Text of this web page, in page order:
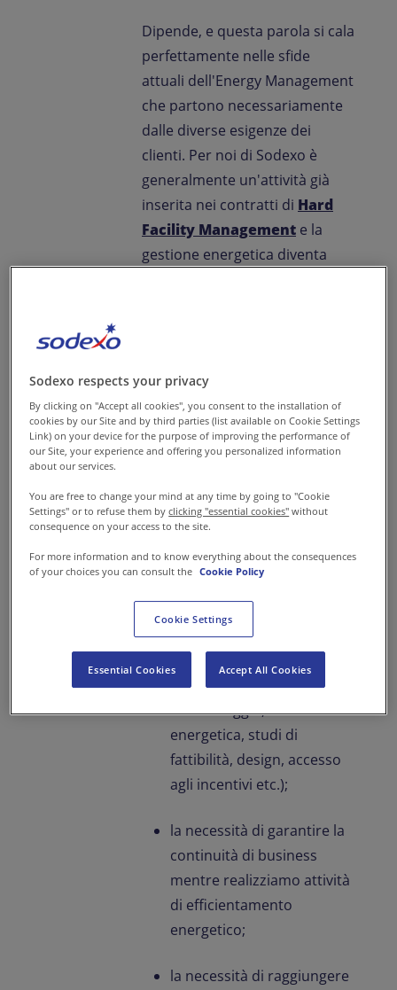
Dipende, e questa parola si cala
perfettamente nelle sfide
attuali dell'Energy Management
che partono necessariamente
dalle diverse esigenze dei
clienti. Per noi di Sodexo è
generalmente un'attività già
inserita nei contratti di Hard
Facility Management e la
gestione energetica diventa
Ci aiuti a capire
meglio il diverso
approccio tra
richiesta?
La risposta a un bisogno di un
cliente può tradursi nelle
casistiche che seguono:
(audit, diagnosi energetica,
monitoraggio, contabilità
energetica, studi di
fattibilità, design, accesso
agli incentivi etc.);
la necessità di garantire la
continuità di business
mentre realizziamo attività
di efficientamento
energetico;
la necessità di raggiungere
Sodexo respects your privacy
By clicking on "Accept all cookies", you consent to the installation of
cookies by our Site and by third parties (list available on Cookie Settings
Link) on your device for the purpose of improving the performance of
our Site, your experience and offering you personalized information
about our services.
You are free to change your mind at any time by going to "Cookie
Settings" or to refuse them byclicking "essential cookies" without
consequence on your access to the site.
For more information and to know everything about the consequences
of your choices you can consult the Cookie Policy
Cookie Settings
Essential Cookies Accept All Cookies